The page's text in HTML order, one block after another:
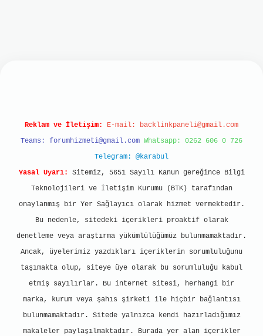
Reklam ve İletişim: E-mail: backlinkpaneli@gmail.com
Teams: forumhizmeti@gmail.com Whatsapp: 0262 606 0 726
Telegram: @karabul
Yasal Uyarı:
Sitemiz, 5651 Sayılı Kanun gereğince Bilgi
Teknolojileri ve İletişim Kurumu (BTK) tarafından
onaylanmış bir Yer Sağlayıcı olarak hizmet vermektedir.
Bu nedenle, sitedeki içerikleri proaktif olarak
denetleme veya araştırma yükümlülüğümüz bulunmamaktadır.
Ancak, üyelerimiz yazdıkları içeriklerin sorumluluğunu
taşımakta olup, siteye üye olarak bu sorumluluğu kabul
etmiş sayılırlar. Bu internet sitesi, herhangi bir
marka, kurum veya şahıs şirketi ile hiçbir bağlantısı
bulunmamaktadır. Sitede yalnızca kendi hazırladığımız
makaleler paylaşılmaktadır. Burada yer alan içerikler